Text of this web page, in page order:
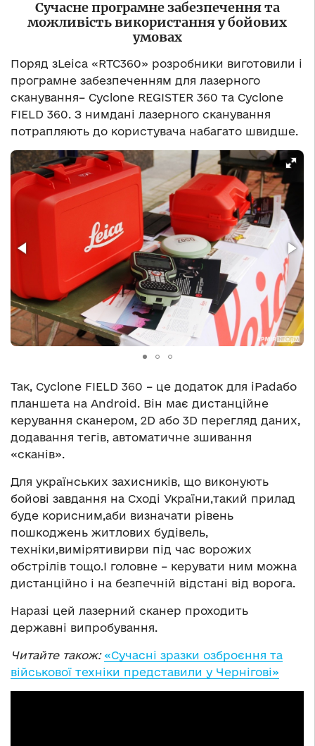
Сучасне програмне забезпечення та
можливість використання у бойових
умовах
Поряд зLeica «RTC360» розробники виготовили і
програмне забезпеченням для лазерного
сканування– Cyclone REGISTER 360 та Cyclone
FIELD 360. З нимдані лазерного сканування
потрапляють до користувача набагато швидше.
Так, Cyclone FIELD 360 – це додаток для iPadабо
планшета на Android. Він має дистанційне
керування сканером, 2D або 3D перегляд даних,
додавання тегів, автоматичне зшивання
«сканів».
Для українських захисників, що виконують
бойові завдання на Сході України,такий прилад
буде корисним,аби визначати рівень
пошкоджень житлових будівель,
техніки,вимірятивирви під час ворожих
обстрілів тощо.І головне – керувати ним можна
дистанційно і на безпечній відстані від ворога.
Наразі цей лазерний сканер проходить
державні випробування.
Читайте також: «Сучасні зразки озброєння та
військової техніки представили у Чернігові»